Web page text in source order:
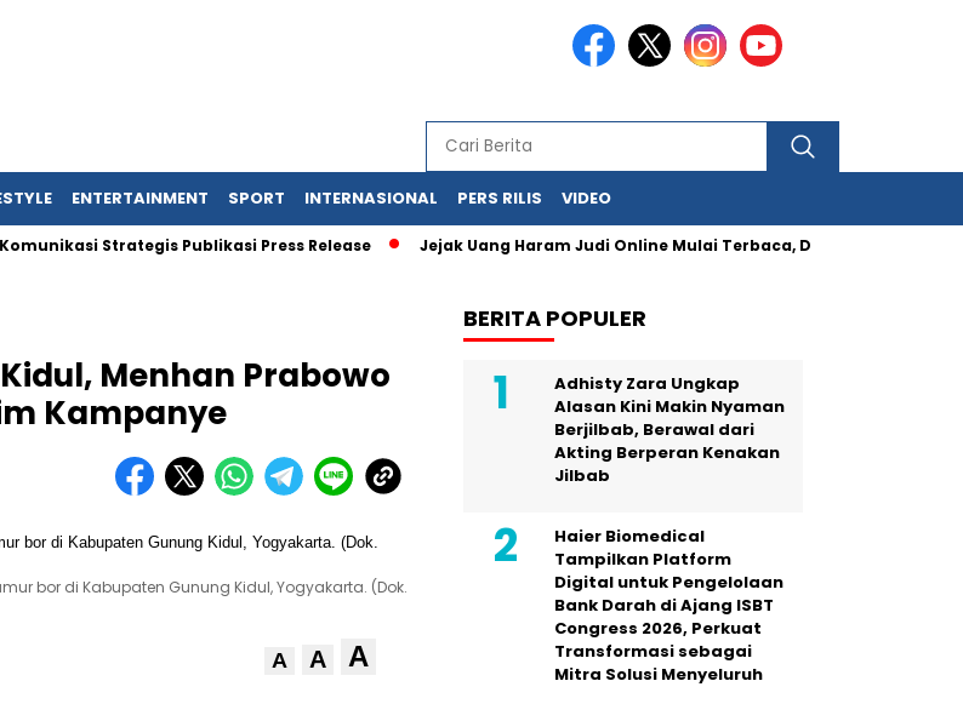
ENTERTAINMENT SPORT INTERNASIONAL PERS RILIS VIDEO
Strategis Publikasi Press Release Jejak Uang Haram Judi Online Mulai Terbaca, Dana Judi Online
Menhan Prabowo
Kampanye
bor di Kabupaten Gunung Kidul, Yogyakarta. (Dok.
A A A
BERITA POPULER
Adhisty Zara Ungkap
Alasan Kini Makin Nyaman
Berjilbab, Berawal dari
Akting Berperan Kenakan
Jilbab
Haier Biomedical
Tampilkan Platform
Digital untuk Pengelolaan
Bank Darah di Ajang ISBT
Congress 2026, Perkuat
Transformasi sebagai
Mitra Solusi Menyeluruh